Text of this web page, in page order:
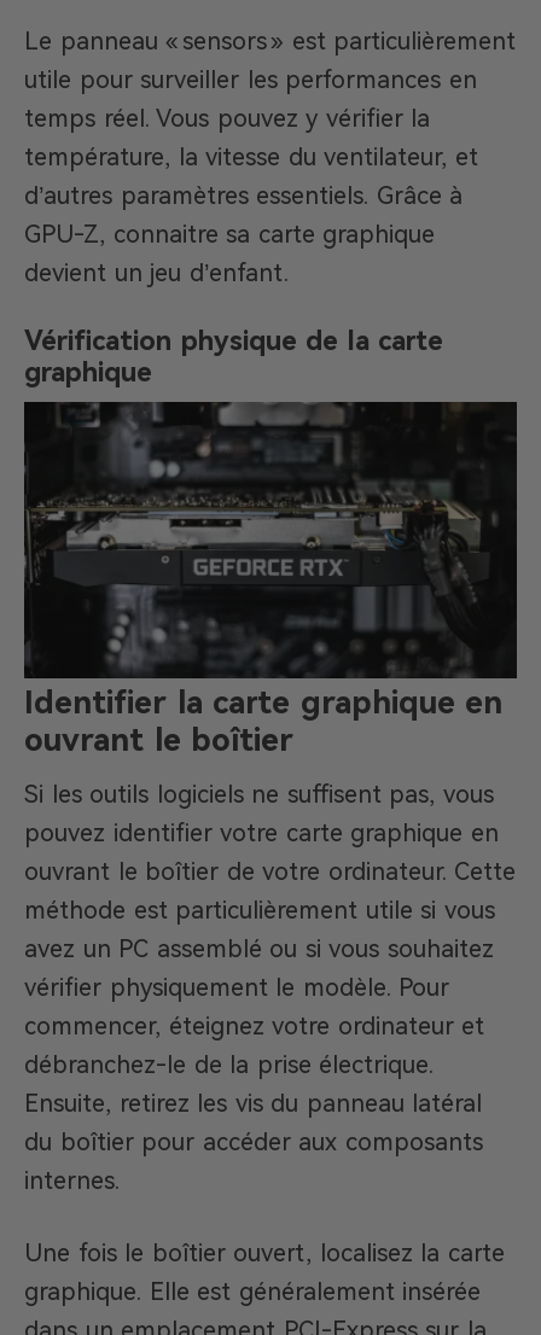
Le panneau « sensors » est particulièrement
utile pour surveiller les performances en
temps réel. Vous pouvez y vérifier la
température, la vitesse du ventilateur, et
d’autres paramètres essentiels. Grâce à
GPU-Z, connaitre sa carte graphique
devient un jeu d’enfant.
Vérification physique de la carte
graphique
Identifier la carte graphique en
ouvrant le boîtier
Si les outils logiciels ne suffisent pas, vous
pouvez identifier votre carte graphique en
ouvrant le boîtier de votre ordinateur. Cette
méthode est particulièrement utile si vous
avez un PC assemblé ou si vous souhaitez
vérifier physiquement le modèle. Pour
commencer, éteignez votre ordinateur et
débranchez-le de la prise électrique.
Ensuite, retirez les vis du panneau latéral
du boîtier pour accéder aux composants
internes.
Une fois le boîtier ouvert, localisez la carte
graphique. Elle est généralement insérée